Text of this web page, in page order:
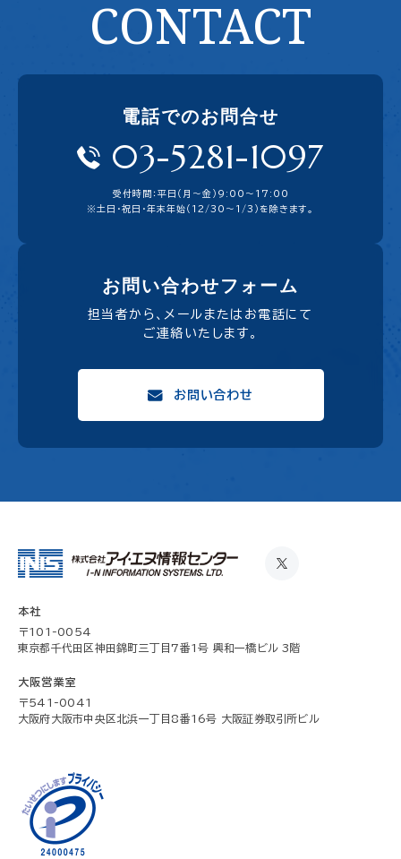
CONTACT
電話でのお問合せ
03-5281-1097
受付時間：平日（月〜金）9:00〜17:00
※土日・祝日・年末年始（12/30～1/3）を除きます。
お問い合わせフォーム
担当者から、メールまたはお電話にて
ご連絡いたします。
お問い合わせ
本社
〒101-0054
東京都千代田区神田錦町三丁目7番1号 興和一橋ビル 3階
大阪営業室
〒541-0041
大阪府大阪市中央区北浜一丁目8番16号 大阪証券取引所ビル